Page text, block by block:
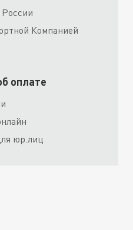
Компанией
оплате
юр.лиц